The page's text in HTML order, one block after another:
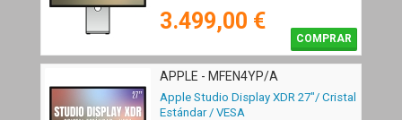
3.499,00 €
COMPRAR
APPLE - MFEN4YP/A
Apple Studio Display XDR 27"/ Cristal
Estándar / VESA